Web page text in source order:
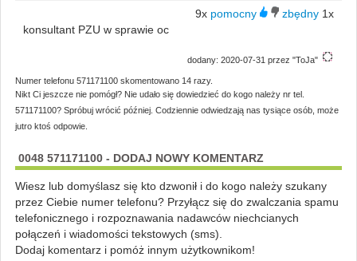
9x
1x
konsultant PZU w sprawie oc
dodany: 2020-07-31 przez "ToJa"
Numer telefonu 571171100 skomentowano 14 razy.
Nikt Ci jeszcze nie pomógł? Nie udało się dowiedzieć do kogo należy nr tel.
571171100? Spróbuj wrócić później. Codziennie odwiedzają nas tysiące osób, może
jutro ktoś odpowie.
0048 571171100 - DODAJ NOWY KOMENTARZ
Wiesz lub domyślasz się kto dzwonił i do kogo należy szukany
przez Ciebie numer telefonu? Przyłącz się do zwalczania spamu
telefonicznego i rozpoznawania nadawców niechcianych
połączeń i wiadomości tekstowych (sms).
Dodaj komentarz i pomóż innym użytkownikom!